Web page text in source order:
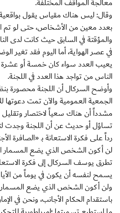
وقال: ليس هناك مقياس يقول بواقعية
بعدد معين من الأشخاص، حتى لو تم
والمؤقتة في السابق حيث كانت لدى
في عصر الهواية، أما اليوم فقد تغير
يعيب العدد سواء كان خمسة أو
الناس من تواجد هذا العدد في اللجنة.
وأوضح السركال أن اللجنة محصورة
الجمعية العمومية والآن تمت دعوتها
مشدداً أن هناك سعياً لاختصار وتقليل
تساؤل أو حديث عن أن اللجنة وجدت
رداً على فكرة الاستعانة بـ «الصافرة
لن أكون الشخص الذي يضع المسمار
تطرق يوسف السركال إلى فكرة
يسمح لنفسه أن يكون في يوماً من
ولن أكون الشخص الذي يضع المسمار
باستقدام الحكام الأجانب، ونحن في